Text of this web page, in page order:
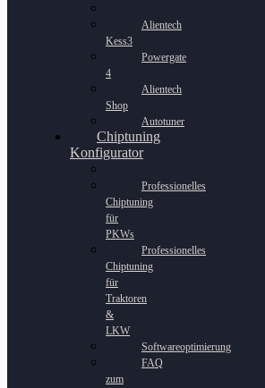
Alientech
Kess3
Powergate
4
Alientech
Shop
Autotuner
Chiptuning
Konfigurator
Professionelles
Chiptuning
für
PKWs
Professionelles
Chiptuning
für
Traktoren
&
LKW
Softwareoptimierung
FAQ
zum